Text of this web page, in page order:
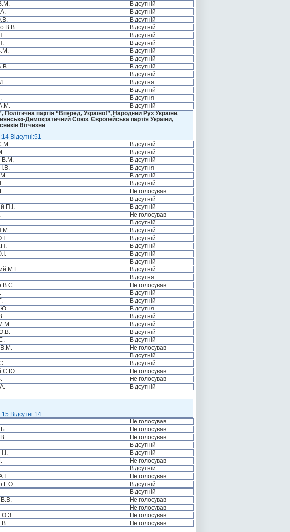
Відсутній
Відсутній
Відсутній
В.В.
Відсутній
Відсутній
Відсутній
Відсутній
Відсутній
Відсутній
Відсутній
Відсутня
Відсутній
Відсутня
Відсутній
партія “Вперед, Україно!”, Народний Рух України,
Демократичний Союз, Європейська партія України,
Вітчизни
Відсутні:51
Відсутній
Відсутній
В.М.
Відсутній
Відсутня
Відсутній
Відсутній
.
Не голосував
Відсутній
П.І.
Відсутній
Не голосував
Відсутній
Відсутній
Відсутній
Відсутній
Відсутній
Відсутній
М.Г.
Відсутній
Відсутня
В.С.
Не голосував
Відсутній
Відсутній
Відсутня
Відсутній
Відсутній
Відсутній
Відсутній
В.М.
Не голосував
Відсутній
Відсутній
С.Ю.
Не голосував
Не голосував
Відсутній
Відсутні:14
Не голосував
Не голосував
Не голосував
Відсутній
Відсутній
Не голосував
Відсутній
Не голосував
Г.О.
Відсутній
Відсутній
В.В.
Не голосував
Не голосував
О.З.
Не голосував
Не голосував